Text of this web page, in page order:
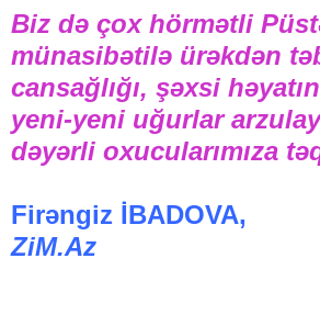
Biz də çox hörmətli
münasibətilə ürəkdən
cansağlığı, şəxsi
yeni-yeni uğurlar
dəyərli oxucularımıza
Firəngiz İBADOVA,
ZiM.Az